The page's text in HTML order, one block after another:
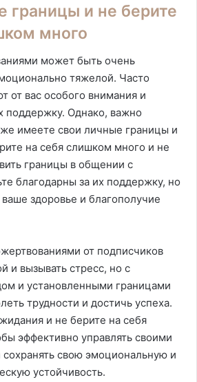
границы и не берите
много
может быть очень
тяжелой. Часто
от вас особого внимания и
поддержку. Однако, важно
имеете свои личные границы и
на себя слишком много и не
границы в общении с
благодарны за их поддержку, но
здоровье и благополучие
от подписчиков
и вызывать стресс, но с
и установленными границами
трудности и достичь успеха.
и не берите на себя
эффективно управлять своими
свою эмоциональную и
устойчивость.